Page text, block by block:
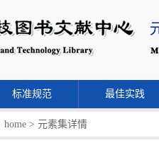
标准规范 最佳实践
home > 元素集详情